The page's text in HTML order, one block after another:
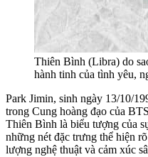
Thiên Bình (Libra) do
hành tinh của tình yêu,
Park Jimin, sinh ngày 13/10/
trong Cung hoàng đạo của
Thiên Bình là biểu tượng của
những nét đặc trưng thể hiện
lượng nghệ thuật và cảm xúc